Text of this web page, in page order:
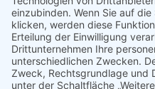
KONTAKT